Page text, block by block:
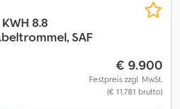
KWH 8.8
SAF
€ 9.900
Festpreis zzgl. MwSt.
(€ 11.781 brutto)